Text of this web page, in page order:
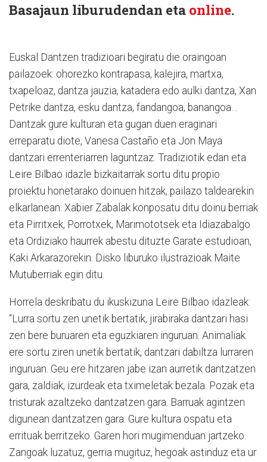
Basajaun liburudendan eta online.
Euskal Dantzen tradizioari begiratu die oraingoan
pailazoek: ohorezko kontrapasa, kalejira, martxa,
txapeloaz, dantza jauzia, katadera edo aulki dantza, Xan
Petrike dantza, esku dantza, fandangoa, banangoa…
Dantzak gure kulturan eta gugan duen eraginari
erreparatu diote, Vanesa Castaño eta Jon Maya
dantzari errenteriarren laguntzaz. Tradiziotik edan eta
Leire Bilbao idazle bizkaitarrak sortu ditu propio
proiektu honetarako doinuen hitzak, pailazo taldearekin
elkarlanean. Xabier Zabalak konposatu ditu doinu berriak
eta Pirritxek, Porrotxek, Marimototsek eta Idiazabalgo
eta Ordiziako haurrek abestu dituzte Garate estudioan,
Kaki Arkarazorekin. Disko liburuko ilustrazioak Maite
Mutuberriak egin ditu.
Horrela deskribatu du ikuskizuna Leire Bilbao idazleak:
“Lurra sortu zen unetik bertatik, jirabiraka dantzari hasi
zen bere buruaren eta eguzkiaren inguruan. Animaliak
ere sortu ziren unetik bertatik, dantzari dabiltza lurraren
inguruan. Geu ere hitzaren jabe izan aurretik dantzatzen
gara, zaldiak, izurdeak eta tximeletak bezala. Pozak eta
tristurak azaltzeko dantzatzen gara. Barruak agintzen
digunean dantzatzen gara. Gure kultura ospatu eta
errituak berritzeko. Garen hori mugimenduan jartzeko.
Zangoak luzatuz, gerria mugituz, hegoak astinduz eta ur